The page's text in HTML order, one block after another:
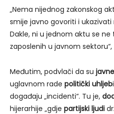
„Nema nijednog zakonskog
smije javno govoriti i
Dakle, ni u jednom aktu se ne
zaposlenih u javnom sektoru“,
Međutim, podvlači da su
uglavnom rade politički uhljeb
događaju „incidenti“. Tu je,
hijerarhije „gdje partijski ljudi